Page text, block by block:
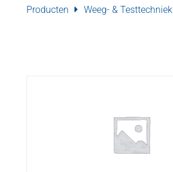
Producten Weeg- & Testtechniek